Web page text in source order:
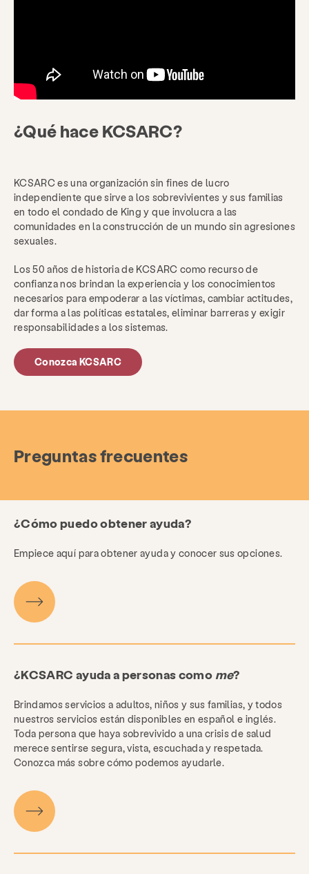
¿Qué hace KCSARC?
KCSARC es una organización sin fines de lucro
independiente que sirve a los sobrevivientes y sus familias
en todo el condado de King y que involucra a las
comunidades en la construcción de un mundo sin agresiones
sexuales.
Los 50 años de historia de KCSARC como recurso de
confianza nos brindan la experiencia y los conocimientos
necesarios para empoderar a las víctimas, cambiar actitudes,
dar forma a las políticas estatales, eliminar barreras y exigir
responsabilidades a los sistemas.
Conozca KCSARC
Preguntas frecuentes
¿Cómo puedo obtener ayuda?
Empiece aquí para obtener ayuda y conocer sus opciones.
¿KCSARC ayuda a personas como me?
Brindamos servicios a adultos, niños y sus familias, y todos
nuestros servicios están disponibles en español e inglés.
Toda persona que haya sobrevivido a una crisis de salud
merece sentirse segura, vista, escuchada y respetada.
Conozca más sobre cómo podemos ayudarle.